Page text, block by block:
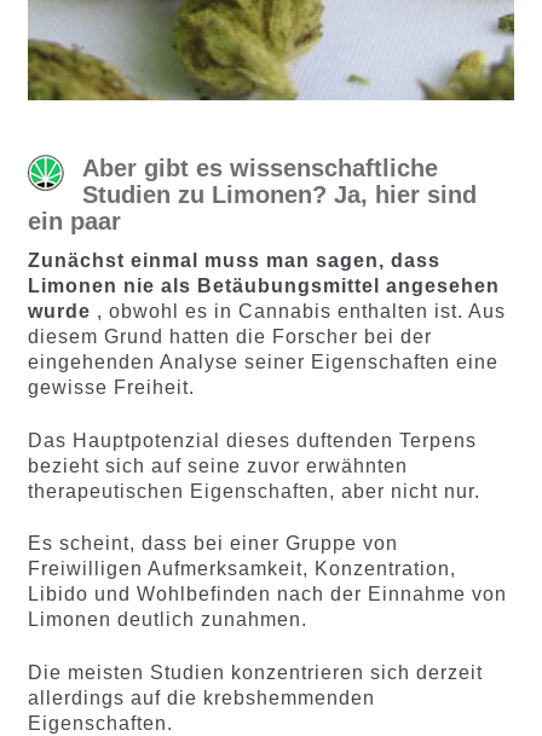
Aber gibt es wissenschaftliche
Studien zu Limonen? Ja, hier sind
ein paar
Zunächst einmal muss man sagen, dass
Limonen nie als Betäubungsmittel angesehen
wurde , obwohl es in Cannabis enthalten ist. Aus
diesem Grund hatten die Forscher bei der
eingehenden Analyse seiner Eigenschaften eine
gewisse Freiheit.
Das Hauptpotenzial dieses duftenden Terpens
bezieht sich auf seine zuvor erwähnten
therapeutischen Eigenschaften, aber nicht nur.
Es scheint, dass bei einer Gruppe von
Freiwilligen Aufmerksamkeit, Konzentration,
Libido und Wohlbefinden nach der Einnahme von
Limonen deutlich zunahmen.
Die meisten Studien konzentrieren sich derzeit
allerdings auf die krebshemmenden
Eigenschaften.